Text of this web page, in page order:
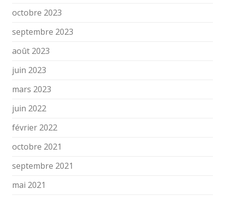
octobre 2023
septembre 2023
août 2023
juin 2023
mars 2023
juin 2022
février 2022
octobre 2021
septembre 2021
mai 2021